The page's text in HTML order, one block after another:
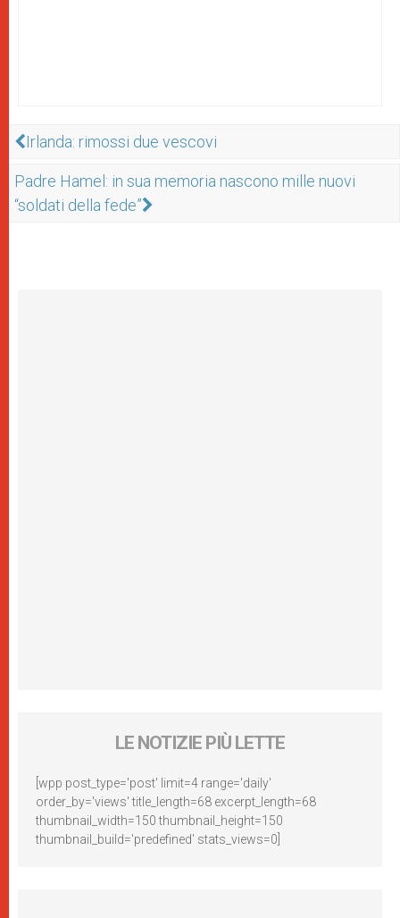
Irlanda: rimossi due vescovi
Padre Hamel: in sua memoria nascono mille nuovi
“soldati della fede”
LE NOTIZIE PIÙ LETTE
[wpp post_type='post' limit=4 range='daily'
order_by='views' title_length=68 excerpt_length=68
thumbnail_width=150 thumbnail_height=150
thumbnail_build='predefined' stats_views=0]